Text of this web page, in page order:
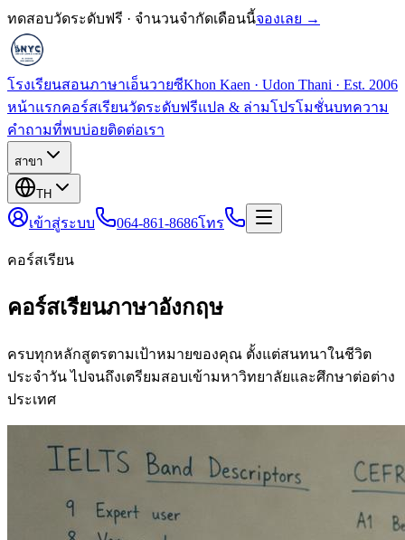
ทดสอบวัดระดับฟรี · จำนวนจำกัดเดือนนี้จองเลย →
โรงเรียนสอนภาษาเอ็นวายซีKhon Kaen · Udon Thani · Est. 2006
หน้าแรกคอร์สเรียนวัดระดับฟรีแปล & ล่ามโปรโมชั่นบทความ
คำถามที่พบบ่อยติดต่อเรา
สาขา
TH
เข้าสู่ระบบ 064-861-8686โทร
คอร์สเรียน
คอร์สเรียนภาษาอังกฤษ
ครบทุกหลักสูตรตามเป้าหมายของคุณ ตั้งแต่สนทนาในชีวิต
ประจำวัน ไปจนถึงเตรียมสอบเข้ามหาวิทยาลัยและศึกษาต่อต่าง
ประเทศ